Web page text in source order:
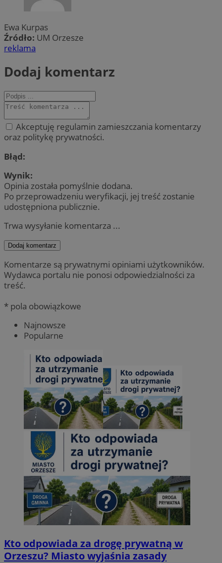
Ewa Kurpas
Źródło: UM Orzesze
reklama
Dodaj komentarz
Akceptuję regulamin zamieszczania komentarzy
oraz politykę prywatności.
Błąd:
Wynik:
Opinia została pomyślnie dodana.
Po przeprowadzeniu weryfikacji, jej treść zostanie
udostępniona publicznie.
Trwa wysyłanie komentarza ...
Dodaj komentarz
Komentarze są prywatnymi opiniami użytkowników.
Wydawca portalu nie ponosi odpowiedzialności za
treść.
* pola obowiązkowe
Najnowsze
Popularne
Kto odpowiada za drogę prywatną w
Orzeszu? Miasto wyjaśnia zasady